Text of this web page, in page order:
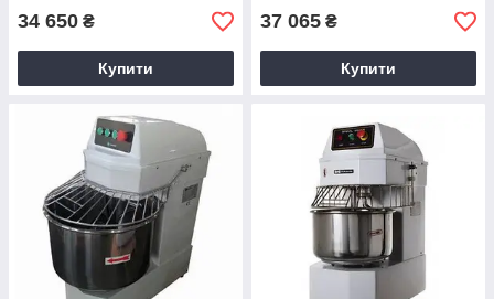
34 650 ₴
Купити
37 065 ₴
Купити